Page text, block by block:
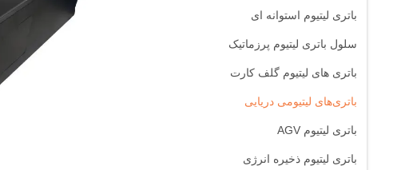
باتری لیتیوم استوانه ای
سلول باتری لیتیوم پرزماتیک
باتری های لیتیوم گلف کارت
باتری‌های لیتیومی دریایی
باتری لیتیوم AGV
باتری لیتیوم ذخیره انرژی